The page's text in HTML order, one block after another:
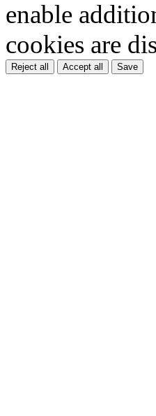
enable
cookies are
Reject all Accept all Save